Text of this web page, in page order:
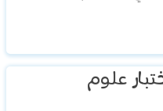
علوم